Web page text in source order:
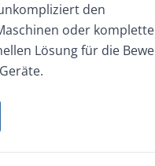
den
oder
Lösung für die